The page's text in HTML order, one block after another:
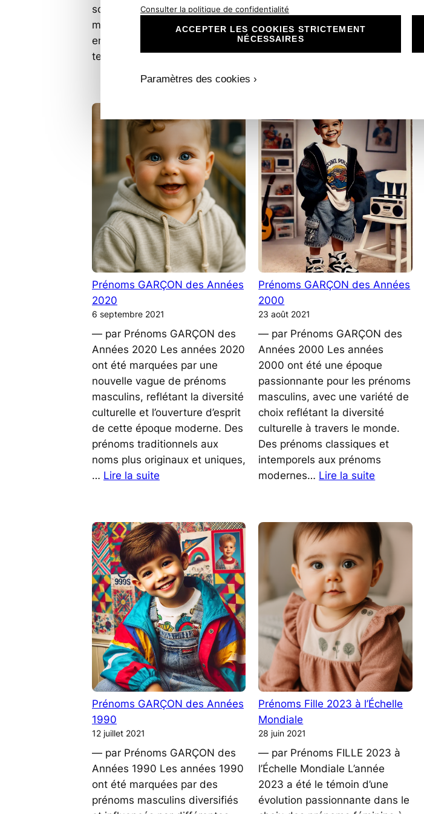
souhaitent annoncer un
moment précieux de la vie d’un
enfant avec une touche de
tendresse, de…Lire la suite:
de
Faire-
Part
Koala
:
Douceur
et
Tendresse
pour
Toutes
Vos
Occasions
Cerf & Bambi, une série de
faire-part inspirée des forêts
enchantées, des animaux doux
et…Lire la suite:
de
Faire-
Part
Cerf
et
Bambi
:
Magie
et
Nature
pour
Vos
Prénoms GARÇON des Années
2020
6 septembre 2021
— par Prénoms GARÇON des
Années 2020 Les années 2020
ont été marquées par une
nouvelle vague de prénoms
masculins, reflétant la diversité
culturelle et l’ouverture d’esprit
de cette époque moderne. Des
prénoms traditionnels aux
noms plus originaux et uniques,
… Lire la suite
des
Années
2020
Prénoms GARÇON des Années
2000
23 août 2021
— par Prénoms GARÇON des
Années 2000 Les années
2000 ont été une époque
passionnante pour les prénoms
masculins, avec une variété de
choix reflétant la diversité
culturelle à travers le monde.
Des prénoms classiques et
intemporels aux prénoms
modernes… Lire la suite
des
Années
2000
Prénoms GARÇON des Années
1990
12 juillet 2021
— par Prénoms GARÇON des
Années 1990 Les années 1990
ont été marquées par des
prénoms masculins diversifiés
Prénoms Fille 2023 à l’Échelle
Mondiale
28 juin 2021
— par Prénoms FILLE 2023 à
l’Échelle Mondiale L’année
2023 a été le témoin d’une
évolution passionnante dans le
Consulter la politique de confidentialité
ACCEPTER LES COOKIES STRICTEMENT
NÉCESSAIRES
Paramètres des cookies ›